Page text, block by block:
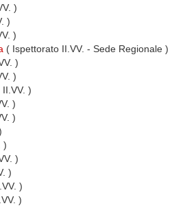
)
)
)
( Ispettorato II.VV. - Sede Regionale )
)
)
)
)
)
)
)
)
)
)